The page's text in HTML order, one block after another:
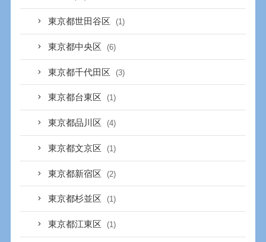
東京都世田谷区 (1)
東京都中央区 (6)
東京都千代田区 (3)
東京都台東区 (1)
東京都品川区 (4)
東京都文京区 (1)
東京都新宿区 (2)
東京都杉並区 (1)
東京都江東区 (1)